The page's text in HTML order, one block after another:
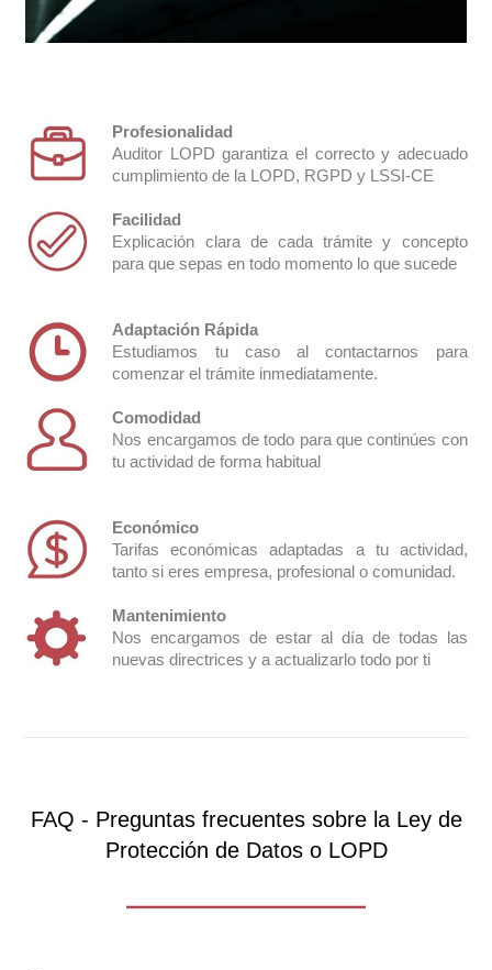
Profesionalidad
Auditor LOPD garantiza el correcto y adecuado
cumplimiento de la LOPD, RGPD y LSSI-CE
Facilidad
Explicación clara de cada trámite y concepto
para que sepas en todo momento lo que sucede
Adaptación Rápida
Estudiamos tu caso al contactarnos para
comenzar el trámite inmediatamente.
Comodidad
Nos encargamos de todo para que continúes con
tu actividad de forma habitual
Económico
Tarifas económicas adaptadas a tu actividad,
tanto si eres empresa, profesional o comunidad.
Mantenimiento
Nos encargamos de estar al día de todas las
nuevas directrices y a actualizarlo todo por ti
FAQ - Preguntas frecuentes sobre la Ley de
Protección de Datos o LOPD